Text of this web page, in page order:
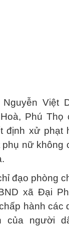
Việt
Phú Thọ
định xử phạt
nữ không
đạo phòng
xã Đại
hành các
của người